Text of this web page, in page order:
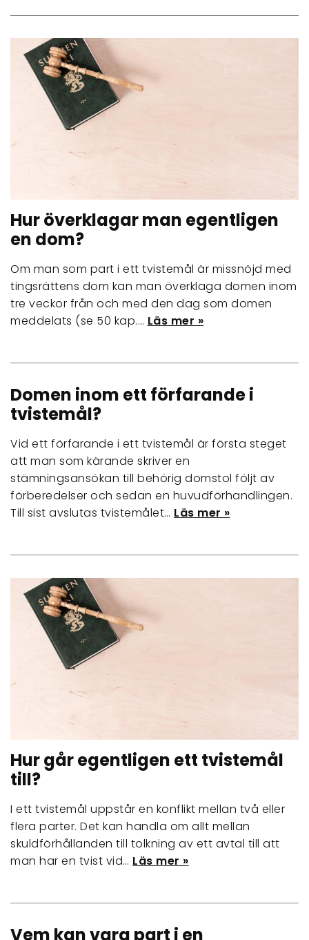
Hur överklagar man egentligen
en dom?
Om man som part i ett tvistemål är missnöjd med
tingsrättens dom kan man överklaga domen inom
tre veckor från och med den dag som domen
meddelats (se 50 kap.… Läs mer »
Domen inom ett förfarande i
tvistemål?
Vid ett förfarande i ett tvistemål är första steget
att man som kärande skriver en
stämningsansökan till behörig domstol följt av
förberedelser och sedan en huvudförhandlingen.
Till sist avslutas tvistemålet… Läs mer »
Hur går egentligen ett tvistemål
till?
I ett tvistemål uppstår en konflikt mellan två eller
flera parter. Det kan handla om allt mellan
skuldförhållanden till tolkning av ett avtal till att
man har en tvist vid… Läs mer »
Vem kan vara part i en